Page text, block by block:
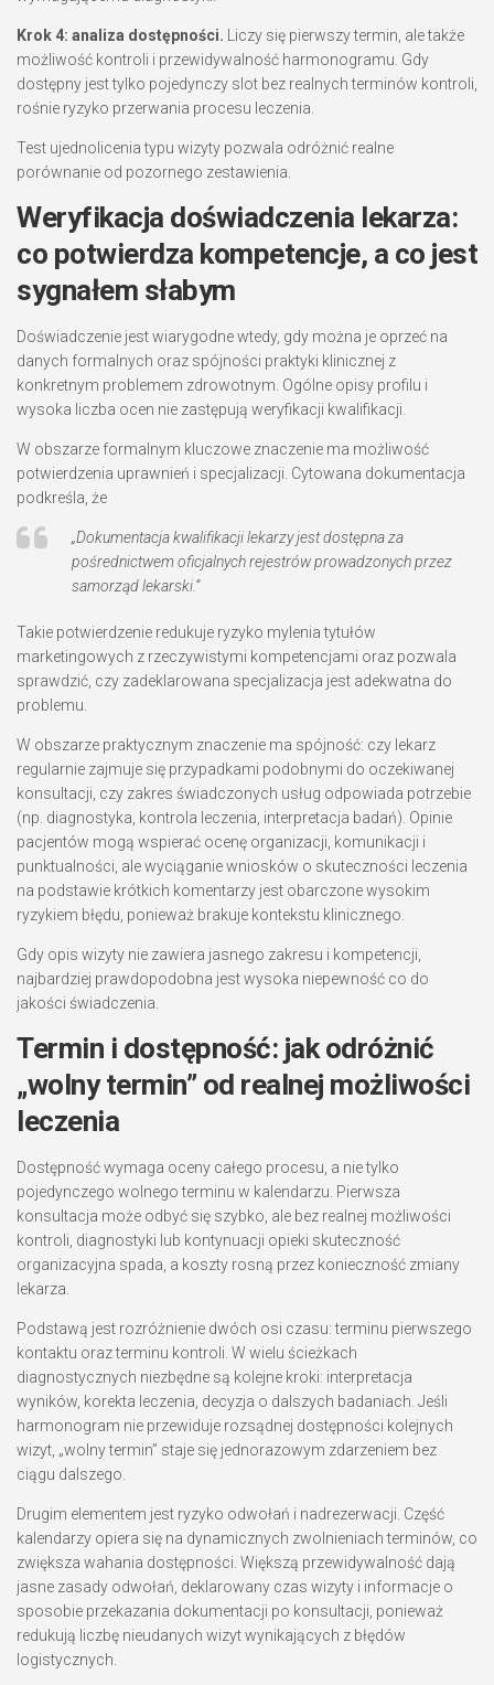
Krok 4: analiza dostępności. Liczy się pierwszy termin, ale także
możliwość kontroli i przewidywalność harmonogramu. Gdy
dostępny jest tylko pojedynczy slot bez realnych terminów kontroli,
rośnie ryzyko przerwania procesu leczenia.
Test ujednolicenia typu wizyty pozwala odróżnić realne
porównanie od pozornego zestawienia.
Weryfikacja doświadczenia lekarza:
co potwierdza kompetencje, a co jest
sygnałem słabym
Doświadczenie jest wiarygodne wtedy, gdy można je oprzeć na
danych formalnych oraz spójności praktyki klinicznej z
konkretnym problemem zdrowotnym. Ogólne opisy profilu i
wysoka liczba ocen nie zastępują weryfikacji kwalifikacji.
W obszarze formalnym kluczowe znaczenie ma możliwość
potwierdzenia uprawnień i specjalizacji. Cytowana dokumentacja
podkreśla, że
„Dokumentacja kwalifikacji lekarzy jest dostępna za
pośrednictwem oficjalnych rejestrów prowadzonych przez
samorząd lekarski.”
Takie potwierdzenie redukuje ryzyko mylenia tytułów
marketingowych z rzeczywistymi kompetencjami oraz pozwala
sprawdzić, czy zadeklarowana specjalizacja jest adekwatna do
problemu.
W obszarze praktycznym znaczenie ma spójność: czy lekarz
regularnie zajmuje się przypadkami podobnymi do oczekiwanej
konsultacji, czy zakres świadczonych usług odpowiada potrzebie
(np. diagnostyka, kontrola leczenia, interpretacja badań). Opinie
pacjentów mogą wspierać ocenę organizacji, komunikacji i
punktualności, ale wyciąganie wniosków o skuteczności leczenia
na podstawie krótkich komentarzy jest obarczone wysokim
ryzykiem błędu, ponieważ brakuje kontekstu klinicznego.
Gdy opis wizyty nie zawiera jasnego zakresu i kompetencji,
najbardziej prawdopodobna jest wysoka niepewność co do
jakości świadczenia.
Termin i dostępność: jak odróżnić
„wolny termin” od realnej możliwości
leczenia
Dostępność wymaga oceny całego procesu, a nie tylko
pojedynczego wolnego terminu w kalendarzu. Pierwsza
konsultacja może odbyć się szybko, ale bez realnej możliwości
kontroli, diagnostyki lub kontynuacji opieki skuteczność
organizacyjna spada, a koszty rosną przez konieczność zmiany
lekarza.
Podstawą jest rozróżnienie dwóch osi czasu: terminu pierwszego
kontaktu oraz terminu kontroli. W wielu ścieżkach
diagnostycznych niezbędne są kolejne kroki: interpretacja
wyników, korekta leczenia, decyzja o dalszych badaniach. Jeśli
harmonogram nie przewiduje rozsądnej dostępności kolejnych
wizyt, „wolny termin” staje się jednorazowym zdarzeniem bez
ciągu dalszego.
Drugim elementem jest ryzyko odwołań i nadrezerwacji. Część
kalendarzy opiera się na dynamicznych zwolnieniach terminów, co
zwiększa wahania dostępności. Większą przewidywalność dają
jasne zasady odwołań, deklarowany czas wizyty i informacje o
sposobie przekazania dokumentacji po konsultacji, ponieważ
redukują liczbę nieudanych wizyt wynikających z błędów
logistycznych.